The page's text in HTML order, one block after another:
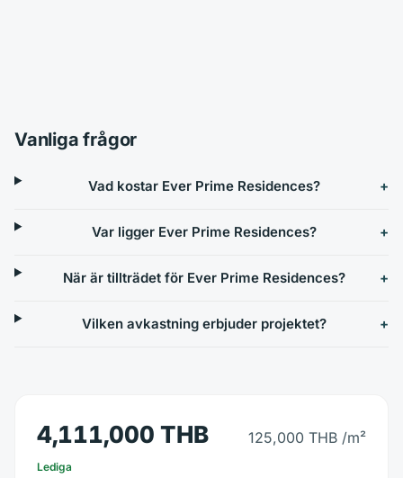
Vanliga frågor
Vad kostar Ever Prime Residences?
Var ligger Ever Prime Residences?
När är tillträdet för Ever Prime Residences?
Vilken avkastning erbjuder projektet?
4,111,000 THB 125,000 THB /m²
Lediga